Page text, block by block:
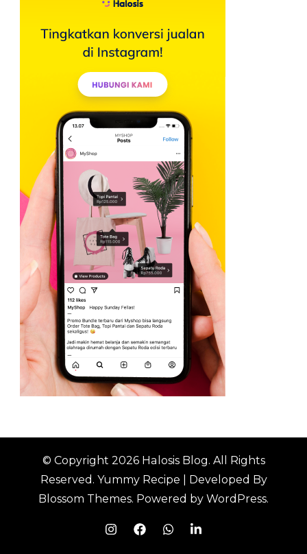
© Copyright 2026 Halosis Blog. All Rights
Reserved. Yummy Recipe | Developed By
Blossom Themes. Powered by WordPress.